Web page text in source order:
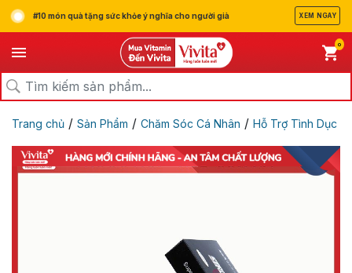
#10 món quà tặng sức khỏe ý nghĩa cho người già XEM NGAY
0
Trang chủ / Sản Phẩm / Chăm Sóc Cá Nhân / Hỗ Trợ Tình Dục